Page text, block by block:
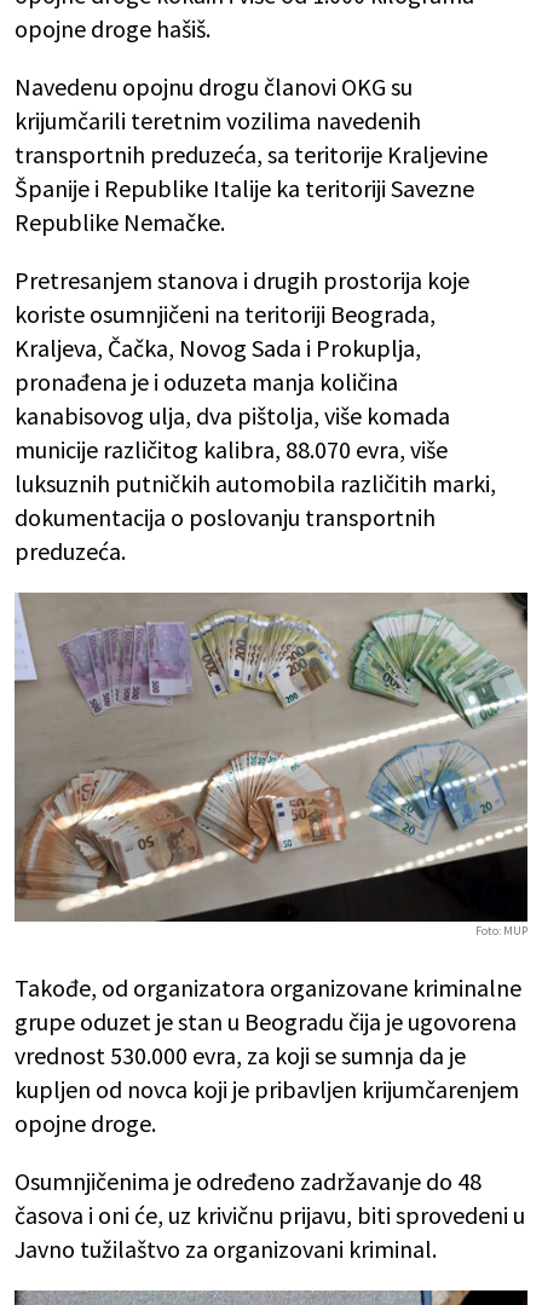
opojne droge hašiš.
Navedenu opojnu drogu članovi OKG su
krijumčarili teretnim vozilima navedenih
transportnih preduzeća, sa teritorije Kraljevine
Španije i Republike Italije ka teritoriji Savezne
Republike Nemačke.
Pretresanjem stanova i drugih prostorija koje
koriste osumnjičeni na teritoriji Beograda,
Kraljeva, Čačka, Novog Sada i Prokuplja,
pronađena je i oduzeta manja količina
kanabisovog ulja, dva pištolja, više komada
municije različitog kalibra, 88.070 evra, više
luksuznih putničkih automobila različitih marki,
dokumentacija o poslovanju transportnih
preduzeća.
Foto: MUP
Takođe, od organizatora organizovane kriminalne
grupe oduzet je stan u Beogradu čija je ugovorena
vrednost 530.000 evra, za koji se sumnja da je
kupljen od novca koji je pribavljen krijumčarenjem
opojne droge.
Osumnjičenima je određeno zadržavanje do 48
časova i oni će, uz krivičnu prijavu, biti sprovedeni u
Javno tužilaštvo za organizovani kriminal.